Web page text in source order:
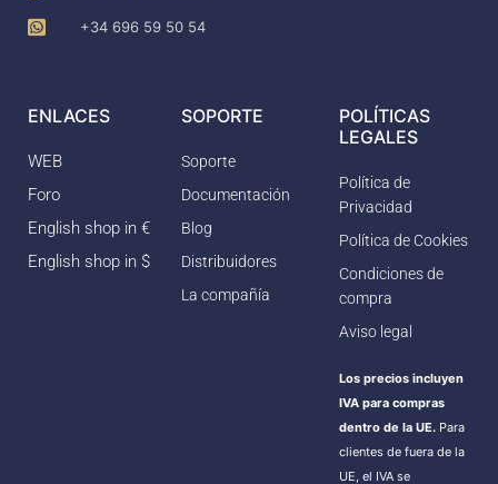
+34 696 59 50 54
ENLACES
WEB
Foro
English shop in €
English shop in $
SOPORTE
Soporte
Documentación
Blog
Distribuidores
La compañía
POLÍTICAS
LEGALES
Política de
Privacidad
Política de Cookies
Condiciones de
compra
Aviso legal
Los precios incluyen
IVA para compras
dentro de la UE. Para
clientes de fuera de la
UE, el IVA se